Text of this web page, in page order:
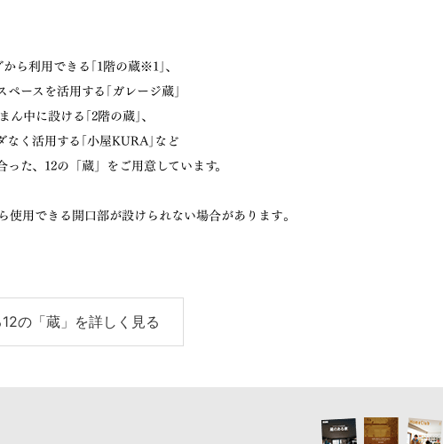
ら利用できる｢1階の蔵※1｣、
ペースを活用する｢ガレージ蔵｣
ん中に設ける｢2階の蔵｣、
なく活用する｢小屋KURA｣など
た、12の「蔵」をご用意しています。
用できる開口部が設けられない場合があります｡
の「蔵」を詳しく見る